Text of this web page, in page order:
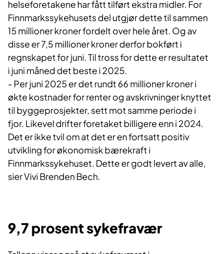
helseforetakene har fått tilført ekstra midler. For
Finnmarkssykehusets del utgjør dette til sammen
15 millioner kroner fordelt over hele året. Og av
disse er 7,5 millioner kroner derfor bokført i
regnskapet for juni. Til tross for dette er resultatet
i juni måned det beste i 2025.
- Per juni 2025 er det rundt 66 millioner kroner i
økte kostnader for renter og avskrivninger knyttet
til byggeprosjekter, sett mot samme periode i
fjor. Likevel drifter foretaket billigere enn i 2024.
Det er ikke tvil om at det er en fortsatt positiv
utvikling for økonomisk bærekraft i
Finnmarkssykehuset. Dette er godt levert av alle,
sier Vivi Brenden Bech.
9,7 prosent sykefravær